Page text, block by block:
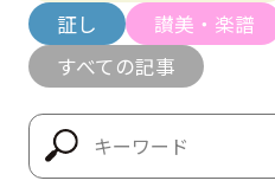
証し
讃美・楽譜
すべての記事